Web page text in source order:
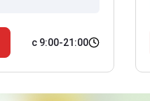
с 9:00-21:00